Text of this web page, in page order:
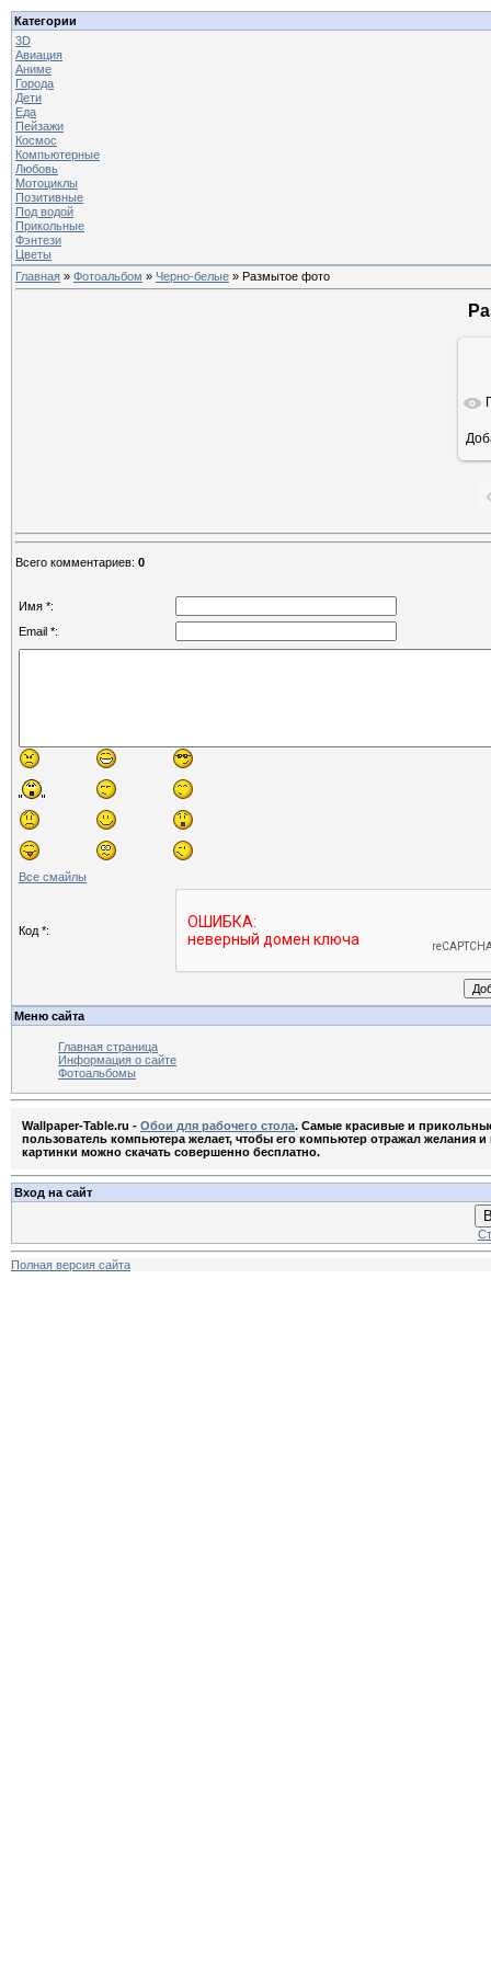
Категории
3D
Авиация
Аниме
Города
Дети
Еда
Пейзажи
Космос
Компьютерные
Любовь
Мотоциклы
Позитивные
Под водой
Прикольные
Фэнтези
Цветы
Главная » Фотоальбом » Черно-белые » Размытое фото
Всего комментариев: 0
Имя *:
Email *:
Все смайлы
Код *:
Меню сайта
Главная страница
Информация о сайте
Фотоальбомы
Wallpaper-Table.ru - Обои для рабочего стола. Самые красивые и
пользователь компьютера желает, чтобы его компьютер отражал желания
картинки можно скачать совершенно бесплатно.
Вход на сайт
Полная версия сайта